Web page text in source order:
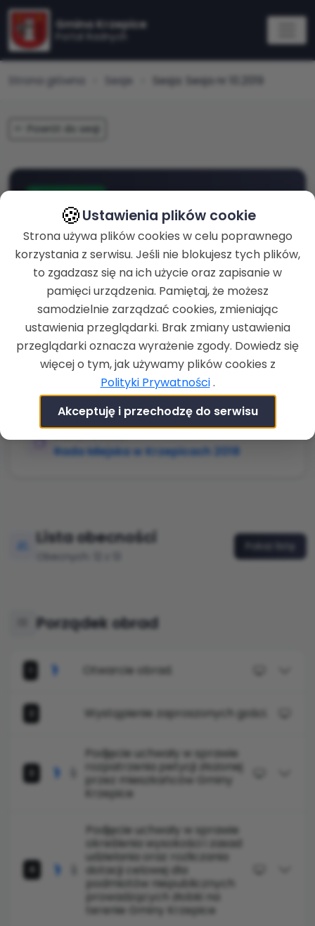
Gmina Krzepice
Strona główna Sesje Sesja: Sesja nr 10.2019
Powrót do sesji
Sesja nr 10.2019
ROZPOCZĘCIE
24-09-2019 g. 15:02
ZAKOŃCZENIE
24-09-2019 g. 19:31
LOKALIZACJA
Urząd Miejski w Krzepicach,
Częstochowska 13, 42-160 Krzepice, sala:
Sala posiedzeń
Rada Miejska w Krzepicach 2018
Lista obecności Pokaż listę
Porządek obrad
Otwarcie obrad.
Wystąpienie zaproszonych gości.
Podjęcie uchwały w sprawie
rozpatrzenia petycji złożonej
przez mieszkańców Gminy
Krzepice
Podjęcie uchwały w sprawie
określenia wysokości i zasad
udzielania oraz rozliczania
dotacji celowej dla
podmiotów niepublicznych
prowadzących żłobki na
terenie Gminy Krzepice
🍪Ustawienia plików cookie
Strona używa plików cookies w celu poprawnego
korzystania z serwisu. Jeśli nie blokujesz tych plików,
to zgadzasz się na ich użycie oraz zapisanie w
pamięci urządzenia. Pamiętaj, że możesz
samodzielnie zarządzać cookies, zmieniając
ustawienia przeglądarki. Brak zmiany ustawienia
przeglądarki oznacza wyrażenie zgody. Dowiedz się
więcej o tym, jak używamy plików cookies z
Polityki Prywatności.
Akceptuję i przechodzę do serwisu